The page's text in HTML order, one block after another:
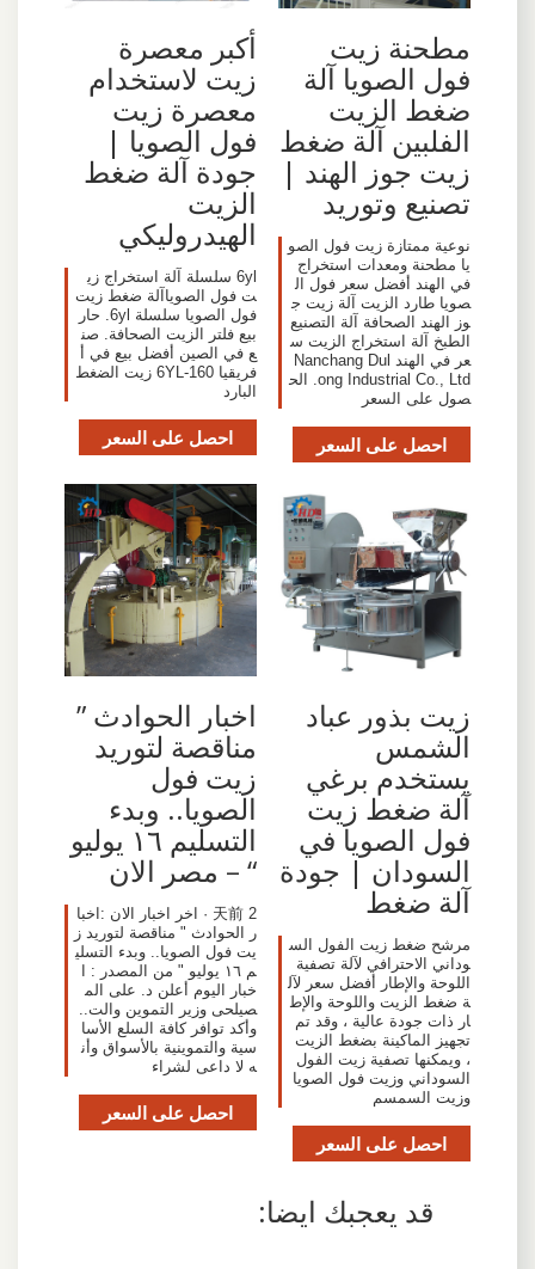
مطحنة زيت
فول الصويا آلة
ضغط الزيت
الفلبين آلة ضغط
زيت جوز الهند |
تصنيع وتوريد
نوعية ممتازة زيت فول الصو
يا مطحنة ومعدات استخراج
في الهند أفضل سعر فول ال
صويا طارد الزيت آلة زيت ج
وز الهند الصحافة آلة التصنيع
الطبخ آلة استخراج الزيت س
عر في الهند Nanchang Dul
ong Industrial Co., Ltd. الح
صول على السعر
احصل على السعر
أكبر معصرة
زيت لاستخدام
معصرة زيت
فول الصويا |
جودة آلة ضغط
الزيت
الهيدروليكي
6yl سلسلة آلة استخراج زي
ت فول الصوياآلة ضغط زيت
فول الصويا سلسلة 6yl. حار
بيع فلتر الزيت الصحافة. صن
ع في الصين أفضل بيع في أ
فريقيا 6YL-160 زيت الضغط
البارد
احصل على السعر
زيت بذور عباد
الشمس
يستخدم برغي
آلة ضغط زيت
فول الصويا في
السودان | جودة
آلة ضغط
مرشح ضغط زيت الفول الس
وداني الاحترافي لآلة تصفية
اللوحة والإطار أفضل سعر لآل
ة ضغط الزيت واللوحة والإط
ار ذات جودة عالية ، وقد تم
تجهيز الماكينة بضغط الزيت
، ويمكنها تصفية زيت الفول
السوداني وزيت فول الصويا
وزيت السمسم
احصل على السعر
اخبار الحوادث ”
مناقصة لتوريد
زيت فول
الصويا.. وبدء
التسليم ١٦ يوليو
“ – مصر الان
2 天前 · اخر اخبار الان :اخبا
ر الحوادث " مناقصة لتوريد ز
يت فول الصويا.. وبدء التسلي
م ١٦ يوليو " من المصدر : ا
خبار اليوم أعلن د. على الم
صيلحى وزير التموين والت..
وأكد توافر كافة السلع الأسا
سية والتموينية بالأسواق وأن
ه لا داعى لشراء
احصل على السعر
قد يعجبك ايضا: